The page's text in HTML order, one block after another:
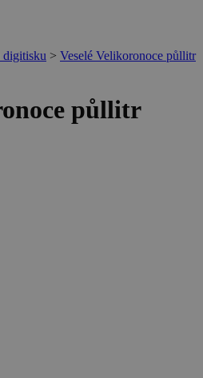
> Veselé Velikoronoce půllitr
půllitr